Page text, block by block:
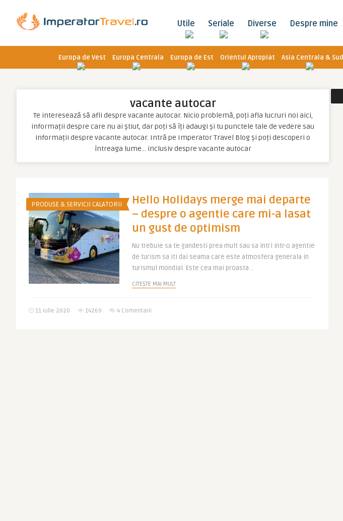
Utile Seriale Diverse Despre mine
Europa de Vest Europa Centrala Europa de Est Orientul Apropiat Asia Centrala & Sud
vacante autocar
Te interesează să afli despre vacante autocar. Nicio problemă, poți afla lucruri noi aici,
informații despre care nu ai știut, dar poți să îți adaugi și tu punctele tale de vedere sau
informații despre vacante autocar. Intră pe Imperator Travel Blog și poți descoperi o
întreaga lume… inclusiv despre vacante autocar
PRODUSE & SERVICII CALATORII
Hello Holidays merge mai departe
– despre o agentie care mi-a lasat
un gust de optimism
Nu trebuie sa te gandesti prea mult sau sa intri intr-o agentie
de turism sa iti dai seama care este atmosfera generala in
turismul mondial. Este cea mai proasta ..
CITEȘTE MAI MULT
11 iulie 2020 14269 4 Comentarii